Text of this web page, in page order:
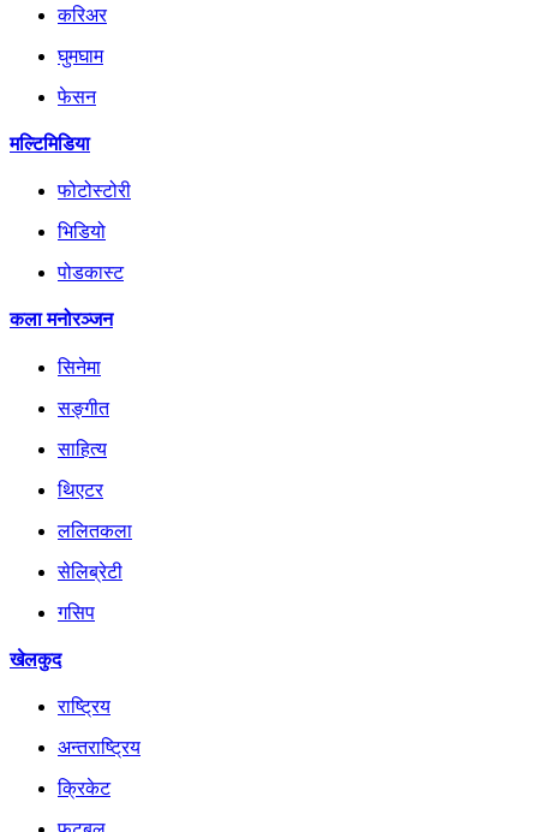
करिअर
घुमघाम
फेसन
मल्टिमिडिया
फोटोस्टोरी
भिडियो
पोडकास्ट
कला मनोरञ्जन
सिनेमा
सङ्गीत
साहित्य
थिएटर
ललितकला
सेलिब्रेटी
गसिप
खेलकुद
राष्ट्रिय
अन्तराष्ट्रिय
क्रिकेट